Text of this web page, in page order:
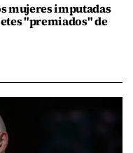
mujeres imputadas
"premiados" de